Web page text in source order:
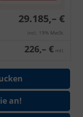
29.185,– €
incl. 19% MwSt.
226,– € mtl.
an!